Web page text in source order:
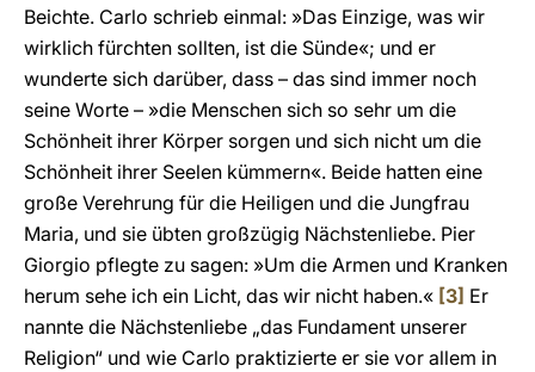
Beichte. Carlo schrieb einmal: »Das Einzige, was wir
wirklich fürchten sollten, ist die Sünde«; und er
wunderte sich darüber, dass – das sind immer noch
seine Worte – »die Menschen sich so sehr um die
Schönheit ihrer Körper sorgen und sich nicht um die
Schönheit ihrer Seelen kümmern«. Beide hatten eine
große Verehrung für die Heiligen und die Jungfrau
Maria, und sie übten großzügig Nächstenliebe. Pier
Giorgio pflegte zu sagen: »Um die Armen und Kranken
herum sehe ich ein Licht, das wir nicht haben.« [3] Er
nannte die Nächstenliebe „das Fundament unserer
Religion“ und wie Carlo praktizierte er sie vor allem in